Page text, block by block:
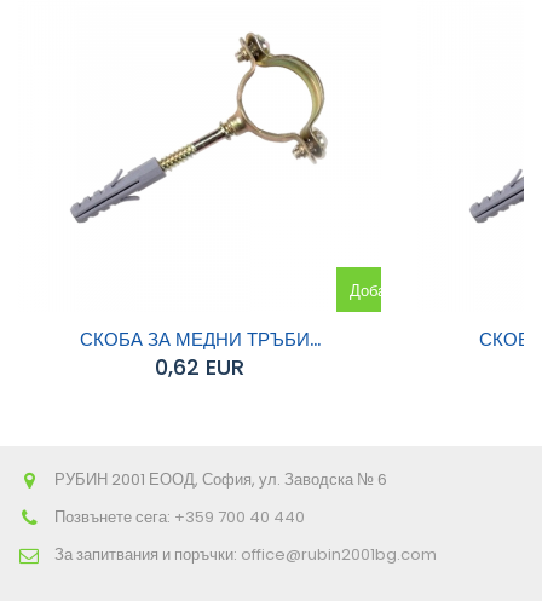
Добавяне
СКОБА ЗА МЕДНИ ТРЪБИ...
0,62 EUR
РУБИН 2001 ЕООД, София, ул. Заводска № 6
Позвънете сега: +359 700 40 440
За запитвания и поръчки: office@rubin2001bg.com